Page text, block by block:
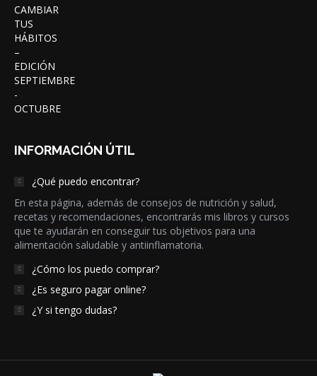
INFORMACIÓN ÚTIL
¿Qué puedo encontrar?
En esta página, además de consejos de nutrición y salud,
recetas y recomendaciones, encontrarás mis libros y cursos
que te ayudarán en conseguir tus objetivos para una
alimentación saludable y antiinflamatoria.
¿Cómo los puedo comprar?
¿Es seguro pagar online?
¿Y si tengo dudas?